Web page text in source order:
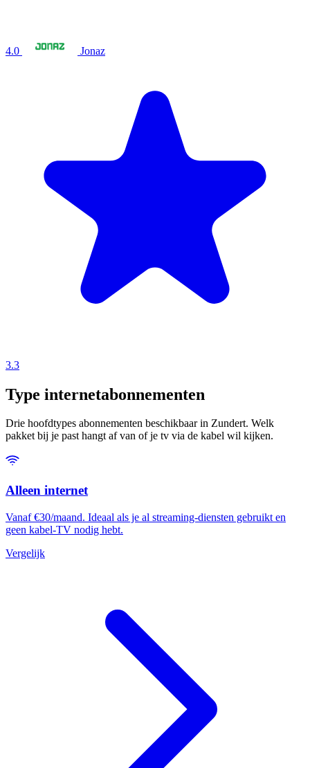
4.0 Jonaz
3.3
Type internetabonnementen
Drie hoofdtypes abonnementen beschikbaar in Zundert. Welk
pakket bij je past hangt af van of je tv via de kabel wil kijken.
Alleen internet
Vanaf €30/maand. Ideaal als je al streaming-diensten gebruikt en
geen kabel-TV nodig hebt.
Vergelijk